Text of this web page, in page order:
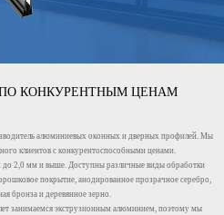
ПО КОНКУРЕНТНЫМ ЦЕНАМ
алюминиевых оконных и дверных профилей. Мы
клиентов с конкурентоспособными ценами.
2,0 мм и выше. Доступны различные виды обработки
покрытие, анодированное прозрачное серебро,
бронза и деревянное зерно.
занимаемся экструзионным алюминием, поэтому мы